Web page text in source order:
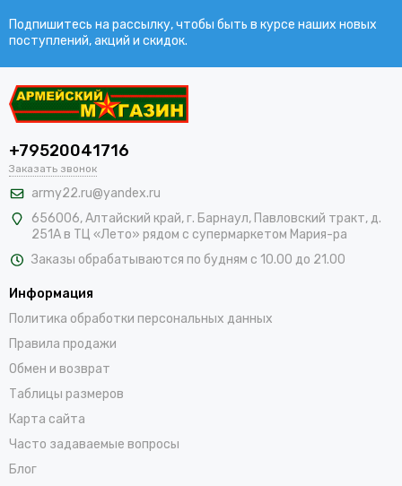
Подпишитесь на рассылку, чтобы быть в курсе наших новых
поступлений, акций и скидок.
+79520041716
Заказать звонок
army22.ru@yandex.ru
656006, Алтайский край,г. Барнаул, Павловский тракт, д.
251А в ТЦ «Лето» рядом с супермаркетом Мария-ра
Заказы обрабатываются по будням с 10.00 до 21.00
Информация
Политика обработки персональных данных
Правила продажи
Обмен и возврат
Таблицы размеров
Карта сайта
Часто задаваемые вопросы
Блог